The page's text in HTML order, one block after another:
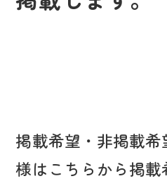
掲載希望・非掲載
様はこちらから掲